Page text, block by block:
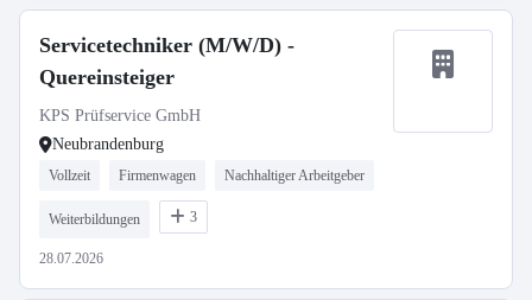
Servicetechniker (M/W/D) -
Quereinsteiger
KPS Prüfservice GmbH
Neubrandenburg
Vollzeit Firmenwagen Nachhaltiger Arbeitgeber
Weiterbildungen 3
28.07.2026